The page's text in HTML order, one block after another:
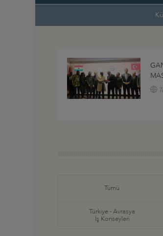
Tümü
Türkiye - Avrasya
İş Konseyleri